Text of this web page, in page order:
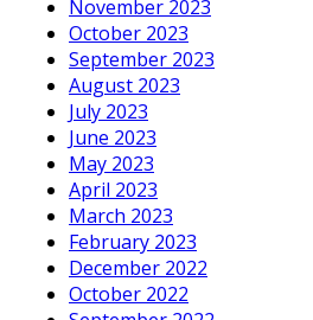
November 2023
October 2023
September 2023
August 2023
July 2023
June 2023
May 2023
April 2023
March 2023
February 2023
December 2022
October 2022